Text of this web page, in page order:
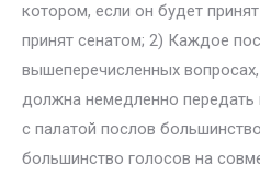
котором, если он будет
принят сенатом; 2) Каждое
вышеперечисленных
должна немедленно передать
с палатой послов
большинство голосов на